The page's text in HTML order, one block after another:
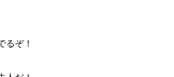
るぞ！